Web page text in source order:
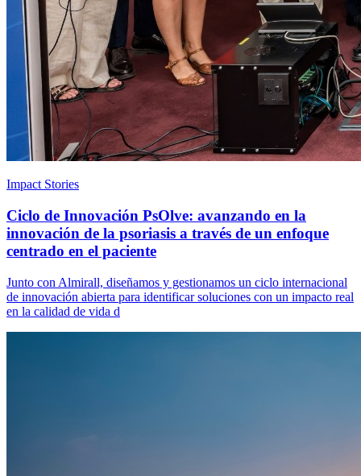
Impact Stories
Ciclo de Innovación PsOlve: avanzando en la
innovación de la psoriasis a través de un enfoque
centrado en el paciente
Junto con Almirall, diseñamos y gestionamos un ciclo internacional
de innovación abierta para identificar soluciones con un impacto real
en la calidad de vida d